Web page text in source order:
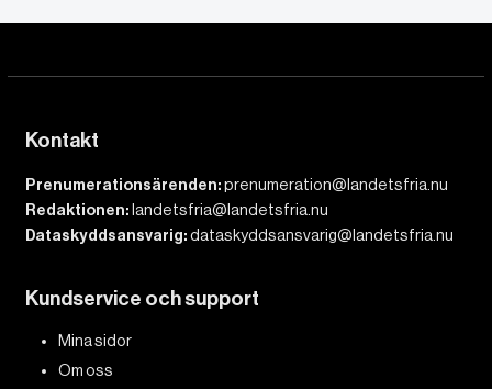
Kontakt
Prenumerationsärenden:prenumeration@landetsfria.nu
Redaktionen: landetsfria@landetsfria.nu
Dataskyddsansvarig:dataskyddsansvarig@landetsfria.nu
Kundservice och support
Mina sidor
Om oss